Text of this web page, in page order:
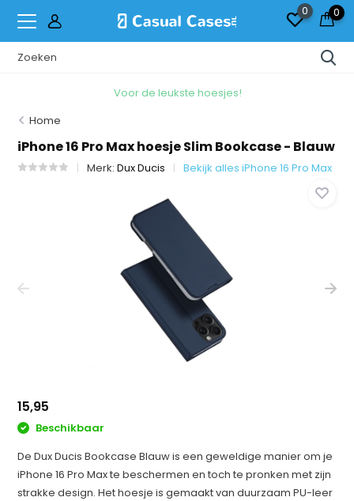
0 0
Voor de leukste hoesjes!
Home
iPhone 16 Pro Max hoesje Slim Bookcase - Blauw
Merk:Dux Ducis Bekijk alles iPhone 16 Pro Max
15,95
Beschikbaar
De Dux Ducis Bookcase Blauw is een geweldige manier om je
iPhone 16 Pro Max te beschermen en toch te pronken met zijn
strakke design. Het hoesje is gemaakt van duurzaam PU-leer